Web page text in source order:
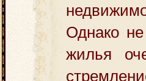
Однако
жилья